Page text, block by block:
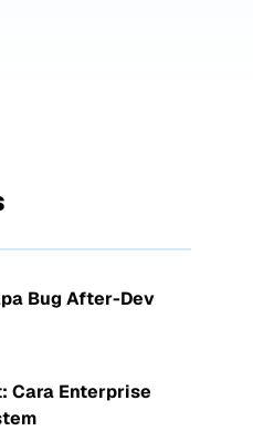
Bug After-Dev
Cara Enterprise